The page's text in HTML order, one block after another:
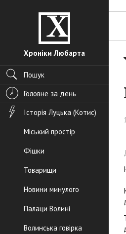
Хроніки Любарта
Пошук
Головне за день
Історія Луцька (Котис)
Міський простір
Фішки
Товарищи
Новини минулого
Палаци Волині
Волинська говірка